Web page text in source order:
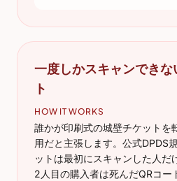
一度しかスキャンでき
ト
HOW IT WORKS
誰かが印刷式の城壁チケットを
用だと主張します。公式DPDS
ットは最初にスキャンした人だ
2人目の購入者は死んだQRコー